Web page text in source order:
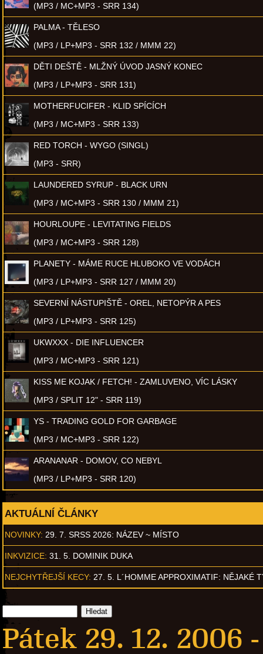
(MP3 / MC+MP3 - SRR 134)
PALMA - TĚLESO
(MP3 / LP+MP3 - SRR 132 / MMM 22)
DĚTI DEŠTĚ - MLŽNÝ ÚVOD JASNÝ KONEC
(MP3 / LP+MP3 - SRR 131)
MOTHERFUCIFER - KLID SPÍCÍCH
(MP3 / MC+MP3 - SRR 133)
RED TORCH - WYGO (SINGL)
(MP3 - SRR)
LAUNDERED SYRUP - BLACK URN
(MP3 / MC+MP3 - SRR 130 / MMM 21)
HOURLOUPE - LEVITATING FIELDS
(MP3 / MC+MP3 - SRR 128)
PLANETY - MÁME RUCE HLUBOKO VE VODÁCH
(MP3 / LP+MP3 - SRR 127 / MMM 20)
SEVERNÍ NÁSTUPIŠTĚ - OREL, NETOPÝR A PES
(MP3 / LP+MP3 - SRR 125)
UKWXXX - DIE INFLUENCER
(MP3 / MC+MP3 - SRR 121)
KISS ME KOJAK / FETCH! - ZAMLUVENO, VÍC LÁSKY
(MP3 / SPLIT 12" - SRR 119)
YS - TRADING GOLD FOR GARBAGE
(MP3 / MC+MP3 - SRR 122)
ARANANAR - DOMOV, CO NEBYL
(MP3 / LP+MP3 - SRR 120)
AKTUÁLNÍ ČLÁNKY
NOVINKY: 29. 7. SRSS 2026: NÁZEV ~ MÍSTO
INKVIZICE: 31. 5. DOMINIK DUKA
NEJCHYTŘEJŠÍ KECY: 27. 5. L´HOMME APPROXIMATIF: NĚJAKÉ
Pátek 29. 12. 2006